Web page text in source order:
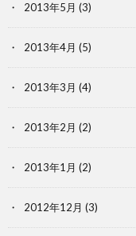
2013年5月 (3)
2013年4月 (5)
2013年3月 (4)
2013年2月 (2)
2013年1月 (2)
2012年12月 (3)